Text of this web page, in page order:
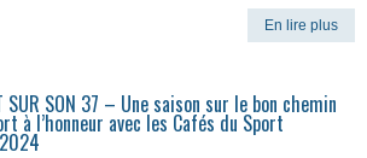
En lire plus
SUR SON 37 – Une saison sur le bon chemin
à l’honneur avec les Cafés du Sport